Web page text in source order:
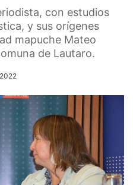
con estudios
y sus orígenes
mapuche Mateo
de Lautaro.